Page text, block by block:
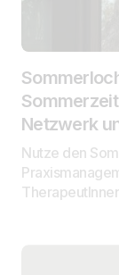
Netzwerk
Nutze den